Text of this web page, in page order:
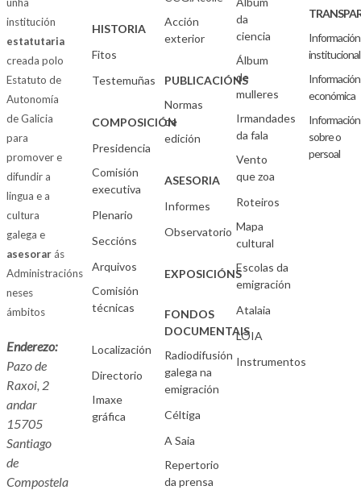
institución
estatutaria
creada polo
Estatuto de
Autonomía
de Galicia
para
promover e
difundir a
lingua e a
cultura
galega e
asesorarás
Administracións
neses
ámbitos
Enderezo:
Pazo de
Raxoi, 2
andar
15705
Santiago
de
Compostela
HISTORIA
Fitos
Testemuñas
COMPOSICIÓN
Presidencia
Comisión
executiva
Plenario
Seccións
Arquivos
Comisión
técnicas
Localización
Directorio
Imaxe
gráfica
Acción
exterior
PUBLICACIÓNS
Normas
de
edición
ASESORIA
Informes
Observatorio
EXPOSICIÓNS
FONDOS
DOCUMENTAIS
Radiodifusión
galega na
emigración
Céltiga
A Saia
Repertorio
da prensa
da
ciencia
Álbum
de
mulleres
Irmandades
da fala
Vento
que zoa
Roteiros
Mapa
cultural
Escolas da
emigración
Atalaia
LOIA
Instrumentos
Información
institucional
Información
económica
Información
sobre o
persoal